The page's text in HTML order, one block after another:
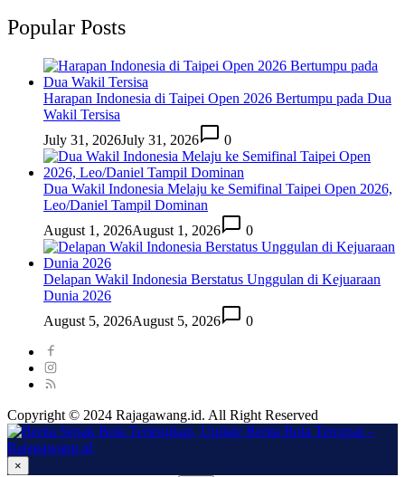
Popular Posts
Harapan Indonesia di Taipei Open 2026 Bertumpu pada Dua
Wakil Tersisa
July 31, 2026July 31, 2026 0
Dua Wakil Indonesia Melaju ke Semifinal Taipei Open 2026,
Leo/Daniel Tampil Dominan
August 1, 2026August 1, 2026 0
Delapan Wakil Indonesia Berstatus Unggulan di Kejuaraan
Dunia 2026
August 5, 2026August 5, 2026 0
Copyright © 2024 Rajagawang.id. All Right Reserved
×